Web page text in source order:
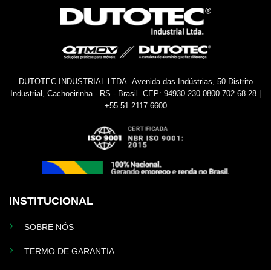
DUTOTEC INDUSTRIAL LTDA. Avenida das Indústrias, 50 Distrito
Industrial, Cachoeirinha - RS - Brasil. CEP: 94930-230 0800 702 68 28 |
+55.51.2117.6600
INSTITUCIONAL
SOBRE NÓS
TERMO DE GARANTIA